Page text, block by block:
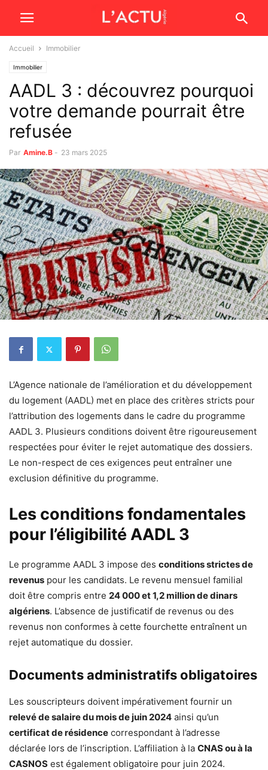
Accueil Immobilier
Immobilier
AADL 3 : découvrez pourquoi
votre demande pourrait être
refusée
Par Amine.B - 23 mars 2025
L’Agence nationale de l’amélioration et du développement
du logement (AADL) met en place des critères stricts pour
l’attribution des logements dans le cadre du programme
AADL 3. Plusieurs conditions doivent être rigoureusement
respectées pour éviter le rejet automatique des dossiers.
Le non-respect de ces exigences peut entraîner une
exclusion définitive du programme.
Les conditions fondamentales
pour l’éligibilité AADL 3
Le programme AADL 3 impose des conditions strictes de
revenus pour les candidats. Le revenu mensuel familial
doit être compris entre 24 000 et 1,2 million de dinars
algériens. L’absence de justificatif de revenus ou des
revenus non conformes à cette fourchette entraînent un
rejet automatique du dossier.
Documents administratifs obligatoires
Les souscripteurs doivent impérativement fournir un
relevé de salaire du mois de juin 2024 ainsi qu’un
certificat de résidence correspondant à l’adresse
déclarée lors de l’inscription. L’affiliation à la CNAS ou à la
CASNOS est également obligatoire pour juin 2024.